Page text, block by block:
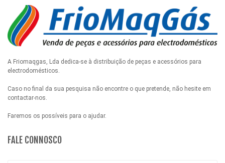
A Friomaqgas, Lda dedica-se à distribuição de peças e acessórios para
electrodomésticos.
Caso no final da sua pesquisa não encontre o que pretende, não hesite em
contactar-nos.
Faremos os possíveis para o ajudar.
FALE CONNOSCO